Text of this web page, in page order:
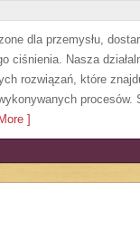
dla przemysłu,
ciśnienia. Nasza
rozwiązań, które
procesów.
]